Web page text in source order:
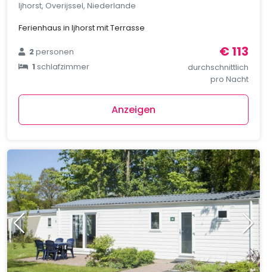
Ijhorst, Overijssel, Niederlande
Ferienhaus in Ijhorst mit Terrasse
2personen
1schlafzimmer
€ 113
durchschnittlich
pro Nacht
Anzeigen